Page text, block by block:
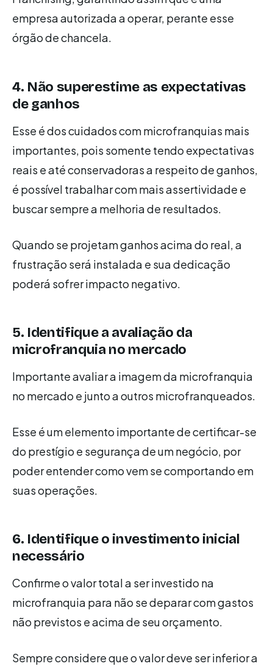
empresa autorizada a operar, perante esse
órgão de chancela.
4. Não superestime as expectativas
de ganhos
Esse é dos cuidados com microfranquias mais
importantes, pois somente tendo expectativas
reais e até conservadoras a respeito de ganhos,
é possível trabalhar com mais assertividade e
buscar sempre a melhoria de resultados.
Quando se projetam ganhos acima do real, a
frustração será instalada e sua dedicação
poderá sofrer impacto negativo.
5. Identifique a avaliação da
microfranquia no mercado
Importante avaliar a imagem da microfranquia
no mercado e junto a outros microfranqueados.
Esse é um elemento importante de certificar-se
do prestígio e segurança de um negócio, por
poder entender como vem se comportando em
suas operações.
6. Identifique o investimento inicial
necessário
Confirme o valor total a ser investido na
microfranquia para não se deparar com gastos
não previstos e acima de seu orçamento.
Sempre considere que o valor deve ser inferior a